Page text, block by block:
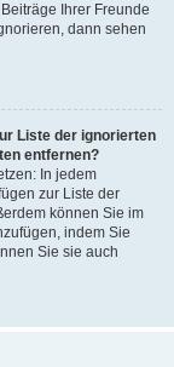
Ihrer Freunde
dann sehen
Liste der ignorierten
entfernen?
In jedem
zur Liste der
können Sie im
indem Sie
Sie sie auch